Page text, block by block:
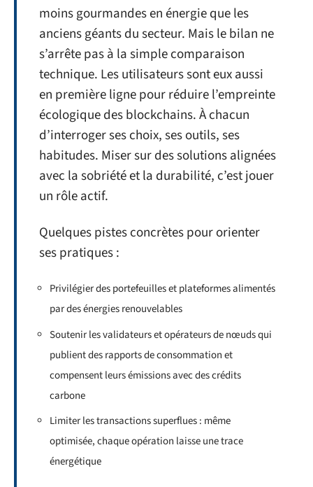
moins gourmandes en énergie que les
anciens géants du secteur. Mais le bilan ne
s’arrête pas à la simple comparaison
technique. Les utilisateurs sont eux aussi
en première ligne pour réduire l’empreinte
écologique des blockchains. À chacun
d’interroger ses choix, ses outils, ses
habitudes. Miser sur des solutions alignées
avec la sobriété et la durabilité, c’est jouer
un rôle actif.
Quelques pistes concrètes pour orienter
ses pratiques :
Privilégier des portefeuilles et plateformes alimentés
par des énergies renouvelables
Soutenir les validateurs et opérateurs de nœuds qui
publient des rapports de consommation et
compensent leurs émissions avec des crédits
carbone
Limiter les transactions superflues : même
optimisée, chaque opération laisse une trace
énergétique